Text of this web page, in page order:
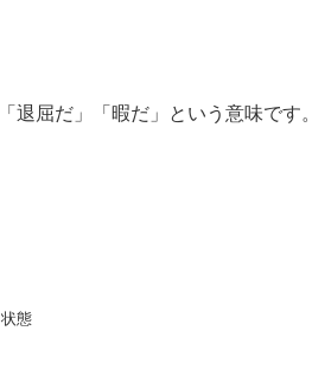
退屈だ」「暇だ」という意味です。
態